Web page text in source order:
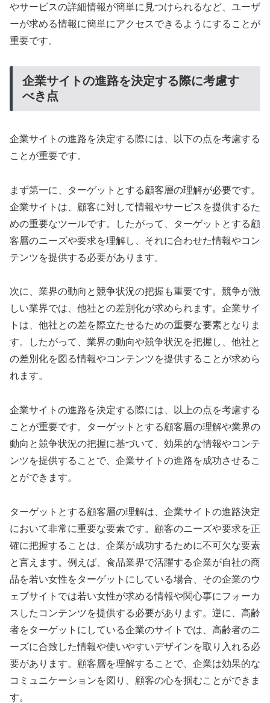
やサービスの詳細情報が簡単に見つけられるなど、ユーザ
ーが求める情報に簡単にアクセスできるようにすることが
重要です。
企業サイトの進路を決定する際に考慮す
べき点
企業サイトの進路を決定する際には、以下の点を考慮する
ことが重要です。
まず第一に、ターゲットとする顧客層の理解が必要です。
企業サイトは、顧客に対して情報やサービスを提供するた
めの重要なツールです。したがって、ターゲットとする顧
客層のニーズや要求を理解し、それに合わせた情報やコン
テンツを提供する必要があります。
次に、業界の動向と競争状況の把握も重要です。競争が激
しい業界では、他社との差別化が求められます。企業サイ
トは、他社との差を際立たせるための重要な要素となりま
す。したがって、業界の動向や競争状況を把握し、他社と
の差別化を図る情報やコンテンツを提供することが求めら
れます。
企業サイトの進路を決定する際には、以上の点を考慮する
ことが重要です。ターゲットとする顧客層の理解や業界の
動向と競争状況の把握に基づいて、効果的な情報やコンテ
ンツを提供することで、企業サイトの進路を成功させるこ
とができます。
ターゲットとする顧客層の理解は、企業サイトの進路決定
において非常に重要な要素です。顧客のニーズや要求を正
確に把握することは、企業が成功するために不可欠な要素
と言えます。例えば、食品業界で活躍する企業が自社の商
品を若い女性をターゲットにしている場合、その企業のウ
ェブサイトでは若い女性が求める情報や関心事にフォーカ
スしたコンテンツを提供する必要があります。逆に、高齢
者をターゲットにしている企業のサイトでは、高齢者のニ
ーズに合致した情報や使いやすいデザインを取り入れる必
要があります。顧客層を理解することで、企業は効果的な
コミュニケーションを図り、顧客の心を掴むことができま
す。